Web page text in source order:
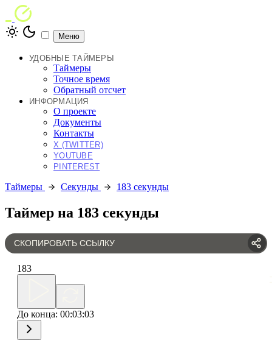
Меню
УДОБНЫЕ ТАЙМЕРЫ
Таймеры
Точное время
Обратный отсчет
ИНФОРМАЦИЯ
О проекте
Документы
Контакты
X (TWITTER)
YOUTUBE
PINTEREST
Таймеры Секунды 183 секунды
Таймер на 183 секунды
СКОПИРОВАТЬ ССЫЛКУ
183
До конца: 00:03:03